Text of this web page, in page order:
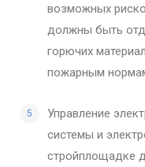
возможных
должны быть
горючих
пожарным
Управление
системы и
стройплощадке